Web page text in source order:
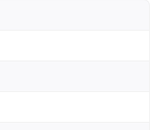
của máy
80P